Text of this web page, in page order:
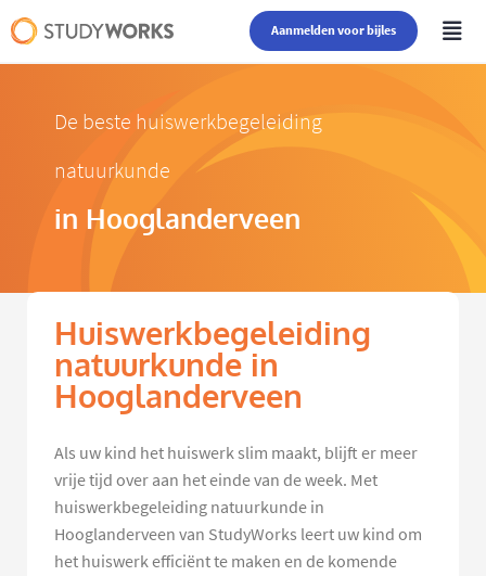
Aanmelden voor bijles
De beste huiswerkbegeleiding
natuurkunde
in Hooglanderveen
Huiswerkbegeleiding
natuurkunde in
Hooglanderveen
Als uw kind het huiswerk slim maakt, blijft er meer
vrije tijd over aan het einde van de week. Met
huiswerkbegeleiding natuurkunde in
Hooglanderveen van StudyWorks leert uw kind om
het huiswerk efficiënt te maken en de komende